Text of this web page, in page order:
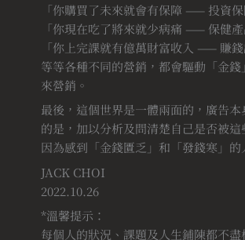
「你購買了未來就會有保障 —— 投資保
「你現在吃了將來就少病痛 —— 保健產
「你上完課就有億萬財富收入 —— 賺錢
等等各種不同的營銷，都會驅動「金
來營銷。
最後，這個世界是一體兩面的，廣告
的是，加以分析及問清楚自己是否被
因為感到「金錢匱乏」和「發錢寒」
JACK CHOI
2022.10.26
*溫馨提示：
每個人的狀況、課題及人生鋪陳都不